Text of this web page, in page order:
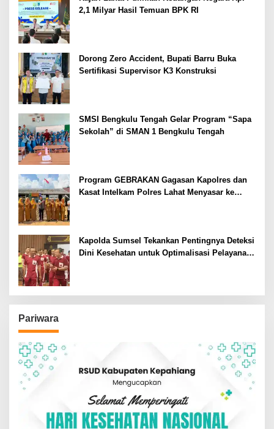
2,1 Milyar Hasil Temuan BPK RI
Dorong Zero Accident, Bupati Barru Buka
Sertifikasi Supervisor K3 Konstruksi
SMSI Bengkulu Tengah Gelar Program “Sapa
Sekolah” di SMAN 1 Bengkulu Tengah
Program GEBRAKAN Gagasan Kapolres dan
Kasat Intelkam Polres Lahat Menyasar ke
Kapolda Sumsel Tekankan Pentingnya Deteksi
Dini Kesehatan untuk Optimalisasi Pelayanan
Pariwara